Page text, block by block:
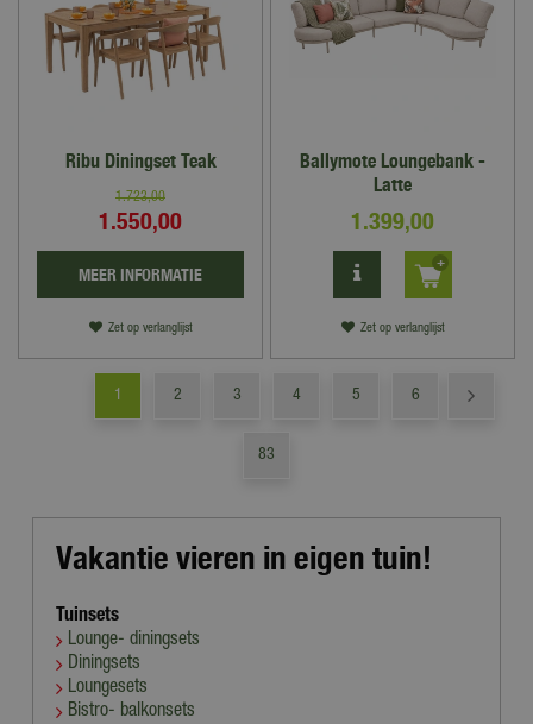
Ribu Diningset Teak
1.723,00
1.550,00
Zet op verlanglijst
MEER INFORMATIE
Ballymote Loungebank -
Latte
1.399,00
Zet op verlanglijst
1 2 3 4 5 6
83
Vakantie vieren in eigen tuin!
Tuinsets
Lounge- diningsets
Diningsets
Loungesets
Bistro- balkonsets